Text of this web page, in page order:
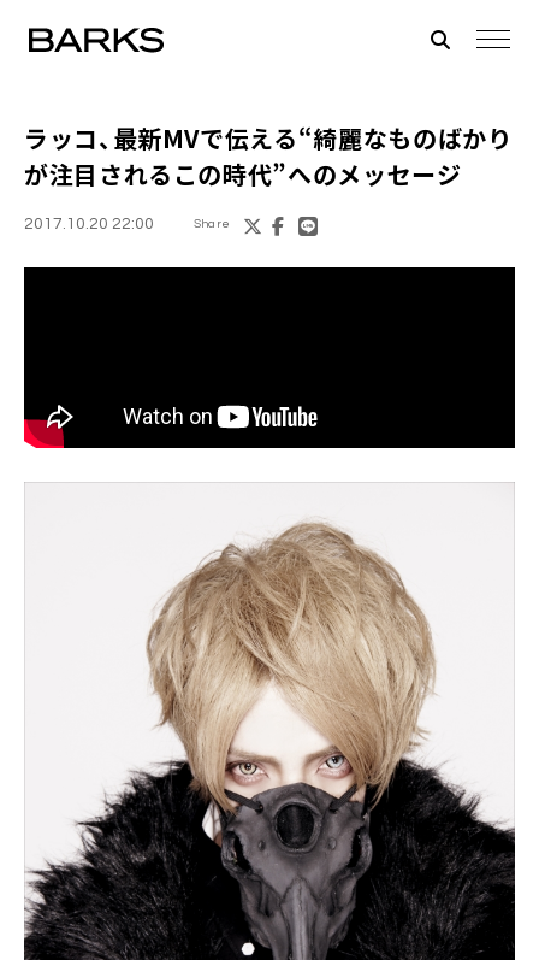
ラッコ、最新MVで伝える“綺麗なものばかり
が注目されるこの時代”へのメッセージ
2017.10.20 22:00 Share